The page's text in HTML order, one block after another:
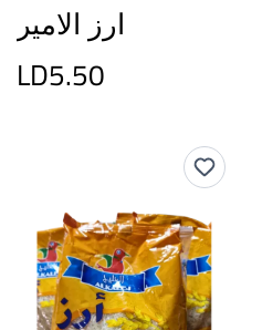
ارز الامير
LD5.50